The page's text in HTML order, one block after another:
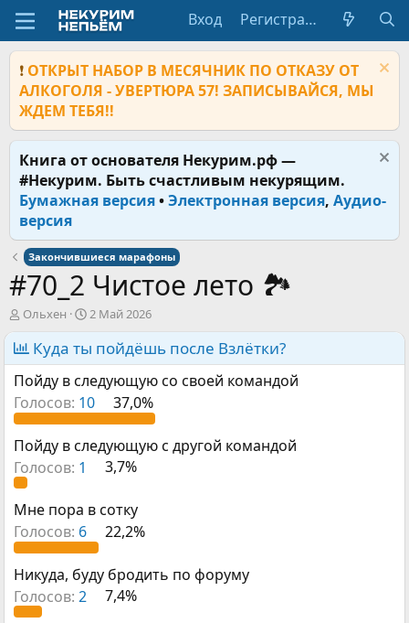
Вход Регистрация
❗ ОТКРЫТ НАБОР В МЕСЯЧНИК ПО ОТКАЗУ ОТ
АЛКОГОЛЯ - УВЕРТЮРА 57! ЗАПИСЫВАЙСЯ, МЫ
ЖДЕМ ТЕБЯ!!
Книга от основателя Некурим.рф —
#Некурим. Быть счастливым некурящим.
Бумажная версия•Электронная версия, Аудио-
версия
Закончившиеся марафоны
#70_2 Чистое лето 🏞
А
в
т
о
р
е
м
ы
Ольхен
Д
а
т
а
н
а
ч
а
л
2 Май 2026
Куда ты пойдёшь после Взлётки?
Пойду в следующую со своей командой
Голосов: 10 37,0%
Пойду в следующую с другой командой
Голосов: 1 3,7%
Мне пора в сотку
Голосов: 6 22,2%
Никуда, буду бродить по форуму
Голосов: 2 7,4%